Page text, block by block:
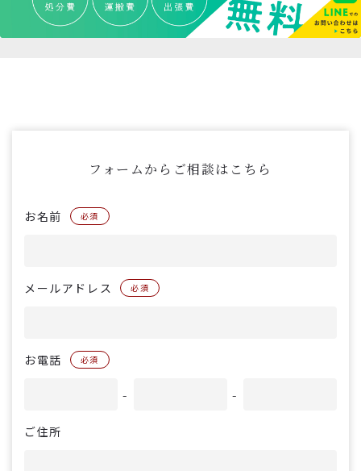
フォームからご相談はこちら
お名前 必須
メールアドレス 必須
お電話 必須
- -
ご住所